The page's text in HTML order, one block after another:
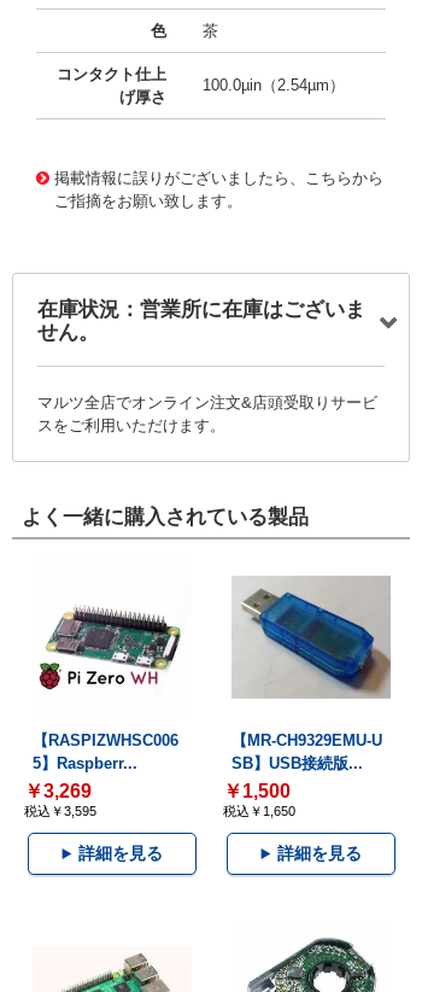
色 茶
コンタクト仕上
げ厚さ
100.0µin（2.54µm）
掲載情報に誤りがございましたら、こちらから
ご指摘をお願い致します。
在庫状況：営業所に在庫はございま
せん。
マルツ全店でオンライン注文&店頭受取りサービ
スをご利用いただけます。
よく一緒に購入されている製品
【RASPIZWHSC006
5】Raspberr...
￥3,269
税込￥3,595
詳細を見る
【MR-CH9329EMU-U
SB】USB接続版...
￥1,500
税込￥1,650
詳細を見る